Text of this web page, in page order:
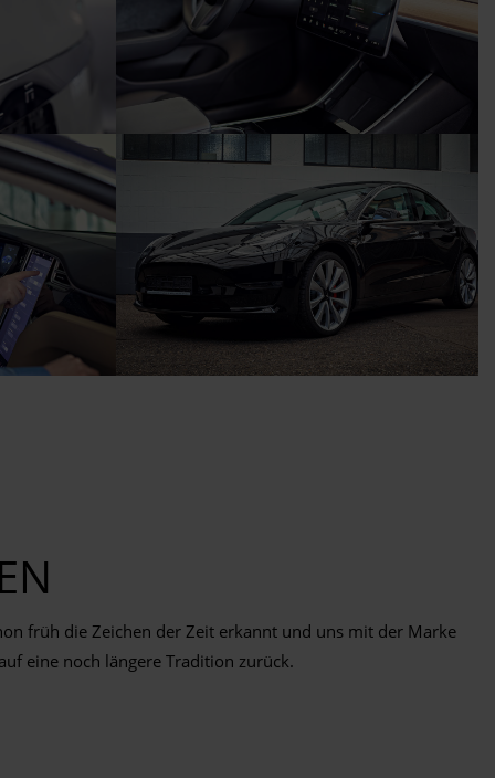
früh die Zeichen der Zeit erkannt und uns mit der Marke
eine noch längere Tradition zurück.